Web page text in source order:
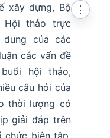
xây dựng, Bộ
Hội thảo trực
của các
các vấn đề
hội thảo,
câu hỏi của
thời lượng có
giải đáp trên
chức biên tập,
⋮